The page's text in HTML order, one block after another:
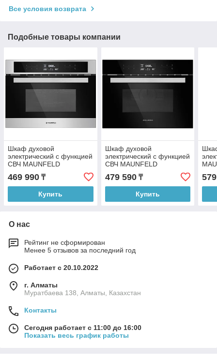
Все условия возврата
Подобные товары компании
Шкаф духовой
электрический с функцией
СВЧ MAUNFELD
MCMO.44.9S
469 990 ₸
Купить
Шкаф духовой
электрический с функцией
СВЧ MAUNFELD
MCMO.44.9GB
479 590₸
Купить
О нас
Рейтинг не сформирован
Менее 5 отзывов за последний год
Работает с 20.10.2022
г. Алматы
Муратбаева 138, Алматы, Казахстан
Контакты
Сегодня работает с 11:00 до 16:00
Показать весь график работы